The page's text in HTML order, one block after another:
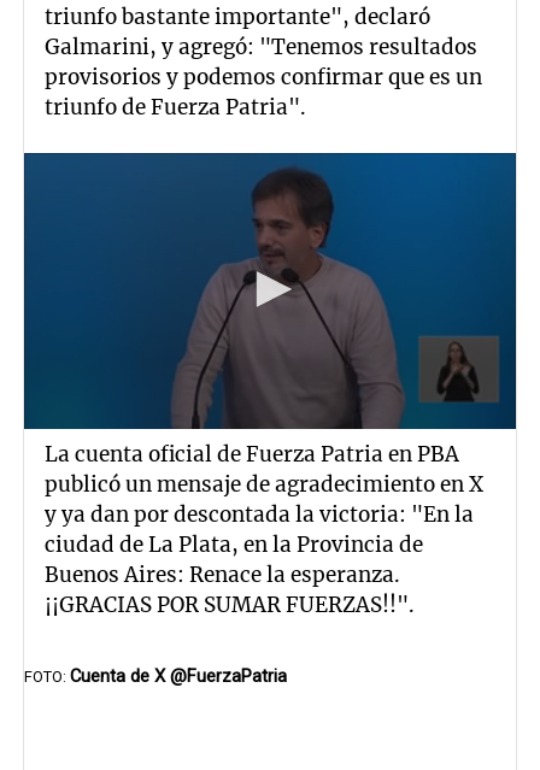
triunfo bastante importante", declaró
Galmarini, y agregó: "Tenemos resultados
provisorios y podemos confirmar que es un
triunfo de Fuerza Patria".
La cuenta oficial de Fuerza Patria en PBA
publicó un mensaje de agradecimiento en X
y ya dan por descontada la victoria: "En la
ciudad de La Plata, en la Provincia de
Buenos Aires: Renace la esperanza.
¡¡GRACIAS POR SUMAR FUERZAS!!".
Cuenta de X @FuerzaPatria